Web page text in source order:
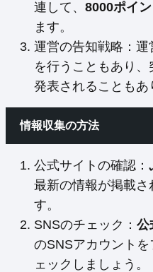
連して、 8000ポイ
ます。
運営の告知戦略：運
を行うこともあり
発表されることもあ
情報収集の方法
公式サイトの確認：
最新の情報が掲載
す。
SNSのチェック： 公
のSNSアカウント
ェックしましょう。